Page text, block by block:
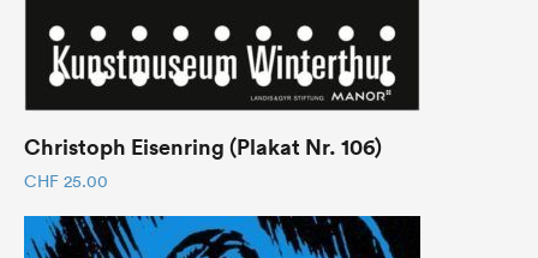
Christoph Eisenring (Plakat Nr. 106)
CHF 25.00